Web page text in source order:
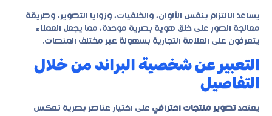
يساعد الالتزام بنفس الألوان، والخلفيات، وزوايا التصوير، وطريقة
معالجة الصور على خلق هوية بصرية موحدة، مما يجعل العملاء
يتعرفون على العلامة التجارية بسهولة عبر مختلف المنصات.
التعبير عن شخصية البراند من خلال
التفاصيل
يعتمد تصوير منتجات احترافي على اختيار عناصر بصرية تعكس